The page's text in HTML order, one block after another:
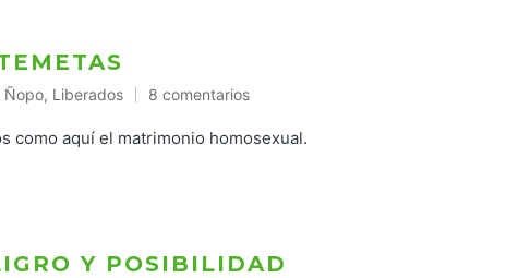
Ñopo, Liberados 8 comentarios
como aquí el matrimonio homosexual.
Y POSIBILIDAD